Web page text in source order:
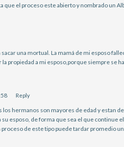
que el proceso este abierto y nombrado un
una mortual. La mamá de mi esposo
propiedad a mi esposo,porque siempre se
Reply
los hermanos son mayores de edad y estan
su esposo, de forma que sea el que continue
de este tipo puede tardar promedio